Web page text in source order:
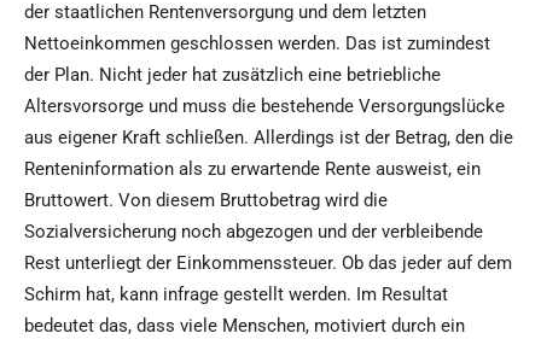
der staatlichen Rentenversorgung und dem letzten
Nettoeinkommen geschlossen werden. Das ist zumindest
der Plan. Nicht jeder hat zusätzlich eine betriebliche
Altersvorsorge und muss die bestehende Versorgungslücke
aus eigener Kraft schließen. Allerdings ist der Betrag, den die
Renteninformation als zu erwartende Rente ausweist, ein
Bruttowert. Von diesem Bruttobetrag wird die
Sozialversicherung noch abgezogen und der verbleibende
Rest unterliegt der Einkommenssteuer. Ob das jeder auf dem
Schirm hat, kann infrage gestellt werden. Im Resultat
bedeutet das, dass viele Menschen, motiviert durch ein